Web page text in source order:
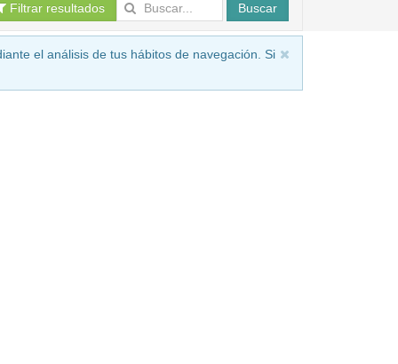
Filtrar resultados Buscar
el análisis de tus hábitos de navegación. Si